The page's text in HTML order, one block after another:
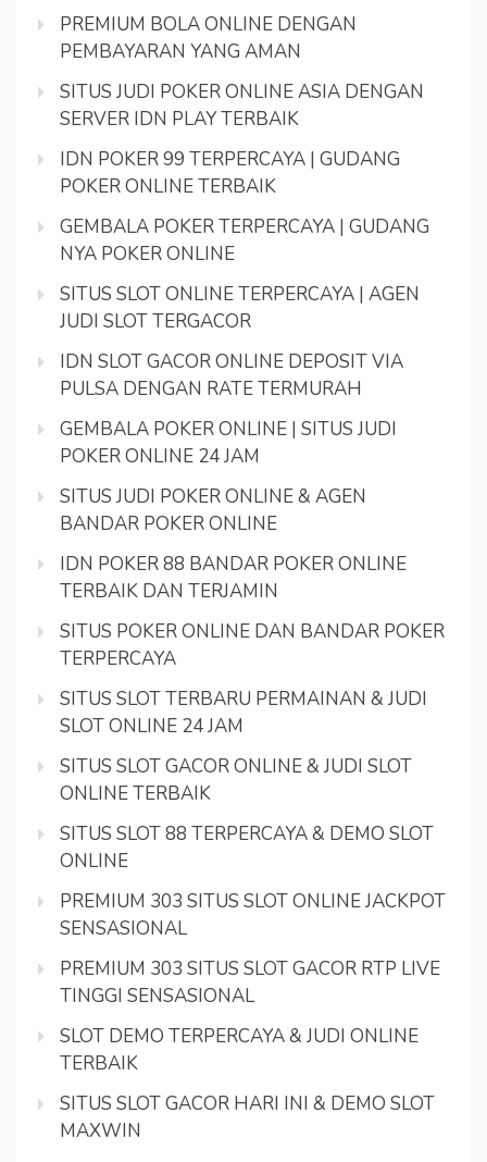
PREMIUM BOLA ONLINE DENGAN
PEMBAYARAN YANG AMAN
SITUS JUDI POKER ONLINE ASIA DENGAN
SERVER IDN PLAY TERBAIK
IDN POKER 99 TERPERCAYA | GUDANG
POKER ONLINE TERBAIK
GEMBALA POKER TERPERCAYA | GUDANG
NYA POKER ONLINE
SITUS SLOT ONLINE TERPERCAYA | AGEN
JUDI SLOT TERGACOR
IDN SLOT GACOR ONLINE DEPOSIT VIA
PULSA DENGAN RATE TERMURAH
GEMBALA POKER ONLINE | SITUS JUDI
POKER ONLINE 24 JAM
SITUS JUDI POKER ONLINE & AGEN
BANDAR POKER ONLINE
IDN POKER 88 BANDAR POKER ONLINE
TERBAIK DAN TERJAMIN
SITUS POKER ONLINE DAN BANDAR POKER
TERPERCAYA
SITUS SLOT TERBARU PERMAINAN & JUDI
SLOT ONLINE 24 JAM
SITUS SLOT GACOR ONLINE & JUDI SLOT
ONLINE TERBAIK
SITUS SLOT 88 TERPERCAYA & DEMO SLOT
ONLINE
PREMIUM 303 SITUS SLOT ONLINE JACKPOT
SENSASIONAL
PREMIUM 303 SITUS SLOT GACOR RTP LIVE
TINGGI SENSASIONAL
SLOT DEMO TERPERCAYA & JUDI ONLINE
TERBAIK
SITUS SLOT GACOR HARI INI & DEMO SLOT
MAXWIN